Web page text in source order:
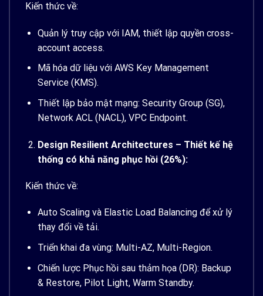
Kiến thức về:
Quản lý truy cập với IAM, thiết lập quyền cross-
account access.
Mã hóa dữ liệu với AWS Key Management
Service (KMS).
Thiết lập bảo mật mạng: Security Group (SG),
Network ACL (NACL), VPC Endpoint.
Design Resilient Architectures – Thiết kế hệ
thống có khả năng phục hồi (26%):
Kiến thức về:
Auto Scaling và Elastic Load Balancing để xử lý
thay đổi về tải.
Triển khai đa vùng: Multi-AZ, Multi-Region.
Chiến lược Phục hồi sau thảm họa (DR): Backup
& Restore, Pilot Light, Warm Standby.